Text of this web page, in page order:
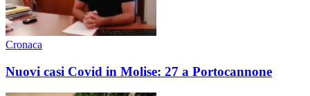
Cronaca
Nuovi casi Covid in Molise: 27 a Portocannone